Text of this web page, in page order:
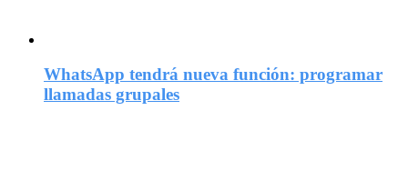
WhatsApp tendrá nueva función: programar
llamadas grupales